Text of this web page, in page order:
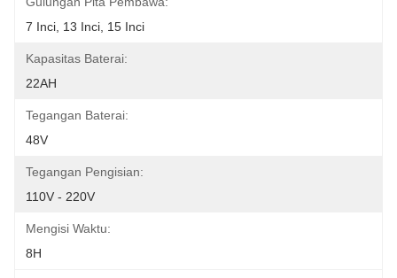
7 Inci, 13 Inci, 15 Inci
Kapasitas Baterai:
22AH
Tegangan Baterai:
48V
Tegangan Pengisian:
110V - 220V
Mengisi Waktu:
8H